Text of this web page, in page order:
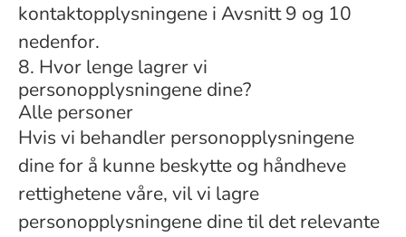
kontaktopplysningene i Avsnitt 9 og 10
nedenfor.
8. Hvor lenge lagrer vi
personopplysningene dine?
Alle personer
Hvis vi behandler personopplysningene
dine for å kunne beskytte og håndheve
rettighetene våre, vil vi lagre
personopplysningene dine til det relevante